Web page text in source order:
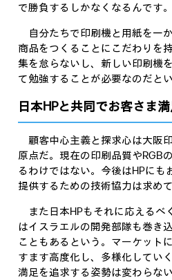
で勝負するしかなくなるんです
自分たちで印刷機と用紙を一
商品をつくることにこだわりを
集を怠らないし、新しい印刷機
て勉強することが必要なのだとい
日本HPと共同でお客さま
顧客中心主義と探求心は大阪
原点だ。現在の印刷品質やRGB
るわけではない。今後はHPにも
提供するための技術協力は求め
また日本HPもそれに応えるべ
はイスラエルの開発部隊も巻き
こともあるという。マーケット
すます高度化し、多様化してい
満足を追求する姿勢は変わらない